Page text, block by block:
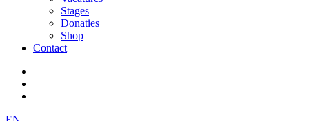
Stages
Donaties
Shop
Contact